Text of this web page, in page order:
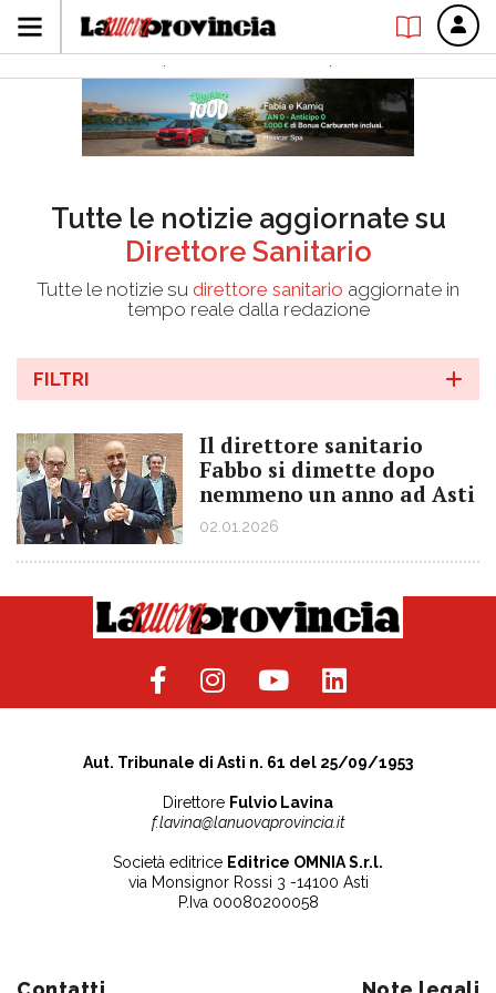
Tutte le notizie aggiornate su
Direttore Sanitario
Tutte le notizie su direttore sanitario aggiornate in
tempo reale dalla redazione
FILTRI
Il direttore sanitario
Fabbo si dimette dopo
nemmeno un anno ad Asti
02.01.2026
Aut. Tribunale di Asti n. 61 del 25/09/1953
Direttore Fulvio Lavina
f.lavina@lanuovaprovincia.it
Società editrice Editrice OMNIA S.r.l.
via Monsignor Rossi 3 -14100 Asti
P.Iva 00080200058